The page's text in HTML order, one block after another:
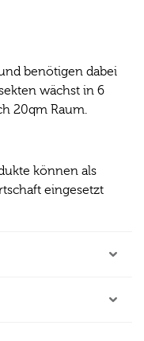
benötigen dabei
wächst in 6
20qm Raum.
können als
eingesetzt